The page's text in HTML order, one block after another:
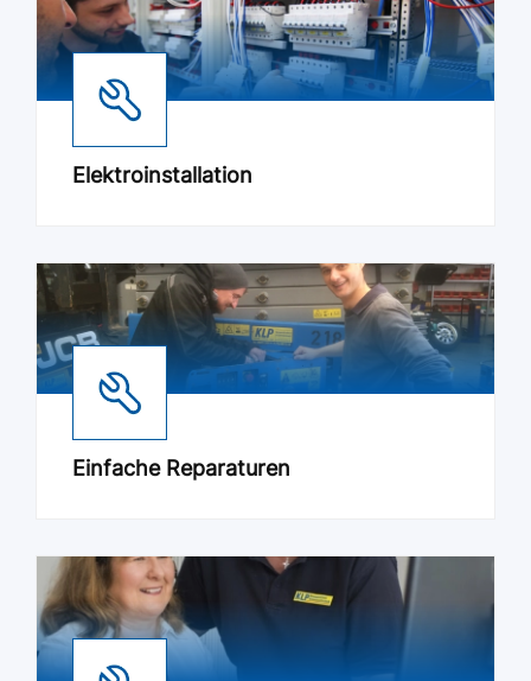
Elektroinstallation
Einfache Reparaturen